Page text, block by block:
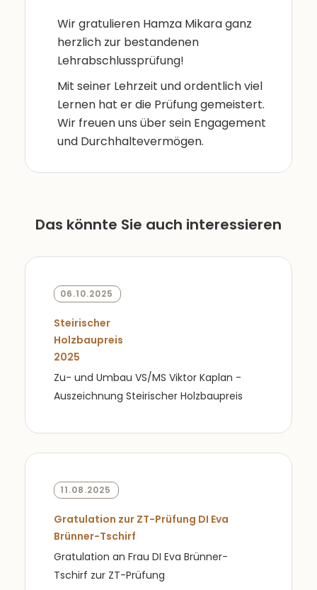
Wir gratulieren Hamza Mikara ganz
herzlich zur bestandenen
Lehrabschlussprüfung!
Mit seiner Lehrzeit und ordentlich viel
Lernen hat er die Prüfung gemeistert.
Wir freuen uns über sein Engagement
und Durchhaltevermögen.
Das könnte Sie auch interessieren
06.10.2025
Steirischer
Holzbaupreis
2025
Zu- und Umbau VS/MS Viktor Kaplan -
Auszeichnung Steirischer Holzbaupreis
11.08.2025
Gratulation zur ZT-Prüfung DI Eva
Brünner-Tschirf
Gratulation an Frau DI Eva Brünner-
Tschirf zur ZT-Prüfung